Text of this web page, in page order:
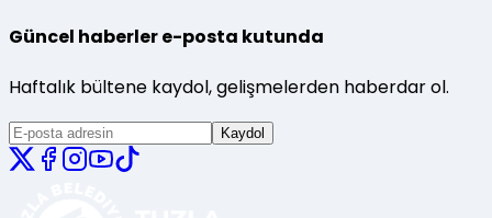
Güncel haberler e-posta kutunda
Haftalık bültene kaydol, gelişmelerden haberdar ol.
Kaydol